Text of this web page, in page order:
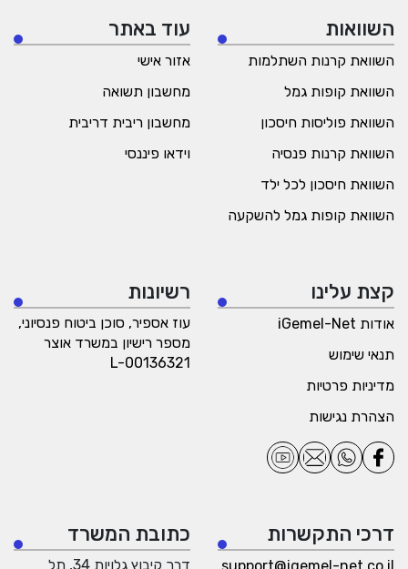
השוואות
השוואת קרנות השתלמות
השוואת קופות גמל
השוואת פוליסות חיסכון
השוואת קרנות פנסיה
השוואת חיסכון לכל ילד
השוואת קופות גמל להשקעה
עוד באתר
אזור אישי
מחשבון תשואה
מחשבון ריבית דריבית
וידאו פיננסי
קצת עלינו
אודות iGemel-Net
תנאי שימוש
מדיניות פרטיות
הצהרת נגישות
רשיונות
עוז אספיר, סוכן ביטוח פנסיוני,
מספר רישיון במשרד אוצר
L-00136321
דרכי התקשרות כתובת המשרד
דרך קיבוץ גלויות 34, תל